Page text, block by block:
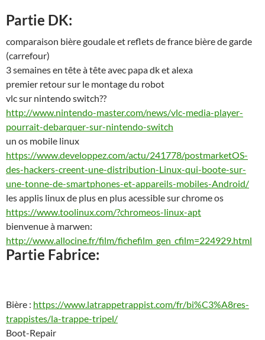
Partie DK:
comparaison bière goudale et reflets de france bière de garde
(carrefour)
3 semaines en tête à tête avec papa dk et alexa
premier retour sur le montage du robot
vlc sur nintendo switch??
http://www.nintendo-master.com/news/vlc-media-player-
pourrait-debarquer-sur-nintendo-switch
un os mobile linux
https://www.developpez.com/actu/241778/postmarketOS-
des-hackers-creent-une-distribution-Linux-qui-boote-sur-
une-tonne-de-smartphones-et-appareils-mobiles-Android/
les applis linux de plus en plus acessible sur chrome os
https://www.toolinux.com/?chromeos-linux-apt
bienvenue à marwen:
http://www.allocine.fr/film/fichefilm_gen_cfilm=224929.html
Partie Fabrice:
Bière : https://www.latrappetrappist.com/fr/bi%C3%A8res-
trappistes/la-trappe-tripel/
Boot-Repair